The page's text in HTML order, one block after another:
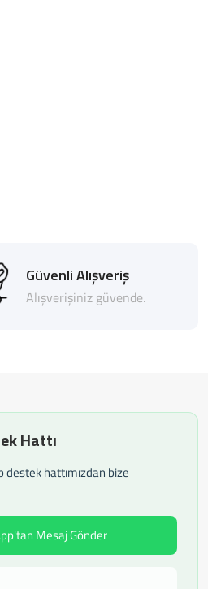
Güvenli Alışveriş
Alışverişiniz güvende.
Hattı
destek hattımızdan bize
Mesaj Gönder